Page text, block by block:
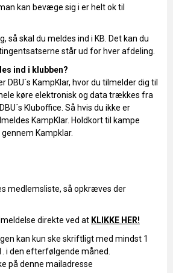
kan bevæge sig i er helt ok til
så skal du meldes ind i KB. Det kan du
står ud for hver afdeling.
ind i klubben?
DBU´s KampKlar, hvor du tilmelder dig til
køre elektronisk og data trækkes fra
Kluboffice. Så hvis du ikke er
KampKlar. Holdkort til kampe
Kampklar.
medlemsliste, så opkræves der
direkte ved at KLIKKE HER!
kan kun ske skriftligt med mindst 1
i den efterfølgende måned.
på denne mailadresse